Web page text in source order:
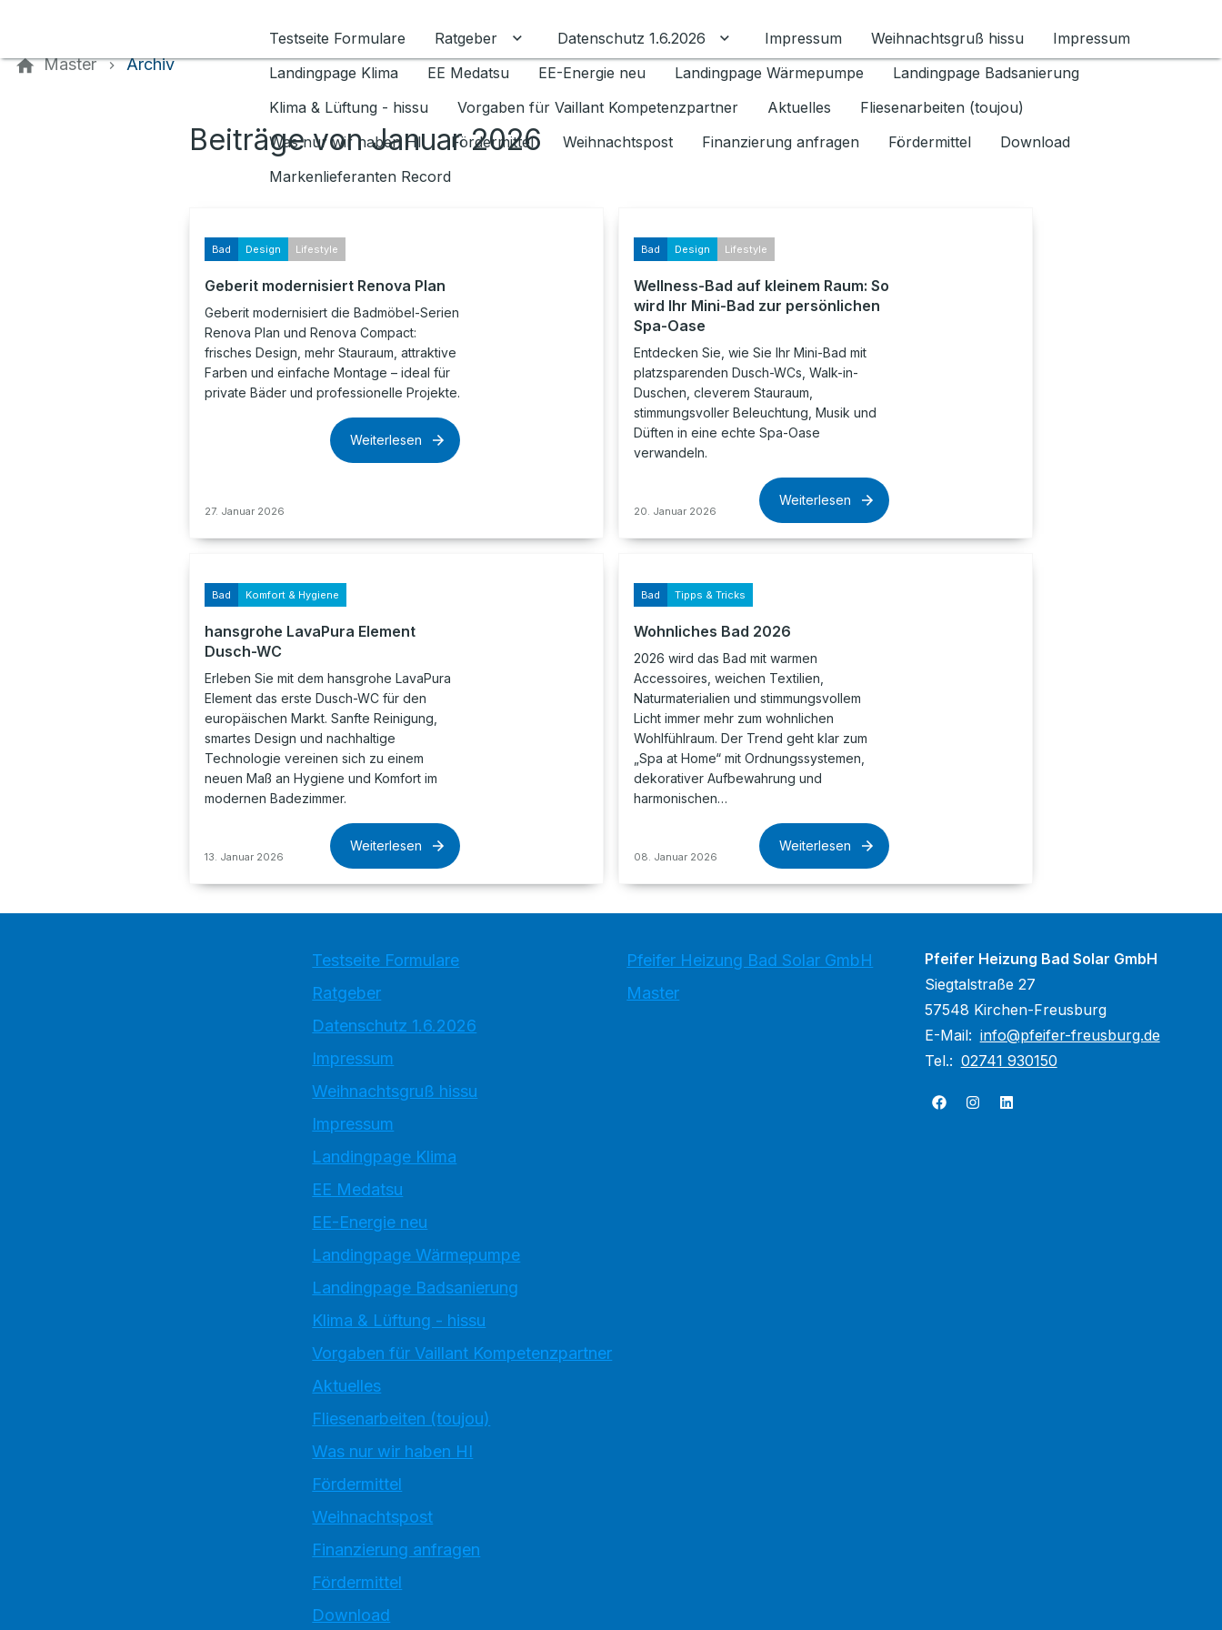
Testseite Formulare
Ratgeber Untermenü für Ratgeber umschalten
Datenschutz 1.6.2026 Untermenü für Datenschutz 1.6.2026 umschalten
Impressum Weihnachtsgruß hissu
Impressum
Landingpage Klima
EE Medatsu EE-Energie neu Landingpage Wärmepumpe
Landingpage Badsanierung
Klima & Lüftung - hissu
Vorgaben für Vaillant Kompetenzpartner Aktuelles
Fliesenarbeiten (toujou)
Was nur wir haben HI
Fördermittel Weihnachtspost Finanzierung anfragen Fördermittel
Download
Markenlieferanten Record
Master Archiv
Beiträge von Januar 2026
Bad Design Lifestyle
Geberit modernisiert Renova Plan
Geberit modernisiert die Badmöbel-Serien
Renova Plan und Renova Compact:
frisches Design, mehr Stauraum, attraktive
Farben und einfache Montage – ideal für
private Bäder und professionelle Projekte.
27. Januar 2026
Weiterlesen
Bad Design Lifestyle
Wellness-Bad auf kleinem Raum: So
wird Ihr Mini-Bad zur persönlichen
Spa-Oase
Entdecken Sie, wie Sie Ihr Mini-Bad mit
platzsparenden Dusch-WCs, Walk-in-
Duschen, cleverem Stauraum,
stimmungsvoller Beleuchtung, Musik und
Düften in eine echte Spa-Oase
verwandeln.
20. Januar 2026
Weiterlesen
Bad Komfort & Hygiene
hansgrohe LavaPura Element
Dusch-WC
Erleben Sie mit dem hansgrohe LavaPura
Element das erste Dusch-WC für den
europäischen Markt. Sanfte Reinigung,
smartes Design und nachhaltige
Technologie vereinen sich zu einem
neuen Maß an Hygiene und Komfort im
modernen Badezimmer.
13. Januar 2026
Weiterlesen
Bad Tipps & Tricks
Wohnliches Bad 2026
2026 wird das Bad mit warmen
Accessoires, weichen Textilien,
Naturmaterialien und stimmungsvollem
Licht immer mehr zum wohnlichen
Wohlfühlraum. Der Trend geht klar zum
„Spa at Home“ mit Ordnungssystemen,
dekorativer Aufbewahrung und
harmonischen…
08. Januar 2026
Weiterlesen
Testseite Formulare
Ratgeber
Datenschutz 1.6.2026
Impressum
Weihnachtsgruß hissu
Impressum
Landingpage Klima
EE Medatsu
EE-Energie neu
Landingpage Wärmepumpe
Landingpage Badsanierung
Klima & Lüftung - hissu
Vorgaben für Vaillant Kompetenzpartner
Aktuelles
Fliesenarbeiten (toujou)
Was nur wir haben HI
Fördermittel
Weihnachtspost
Finanzierung anfragen
Fördermittel
Download
Pfeifer Heizung Bad Solar GmbH
Master
Pfeifer Heizung Bad Solar GmbH
Siegtalstraße 27
57548 Kirchen-Freusburg
E-Mail: info@pfeifer-freusburg.de
Tel.: 02741 930150